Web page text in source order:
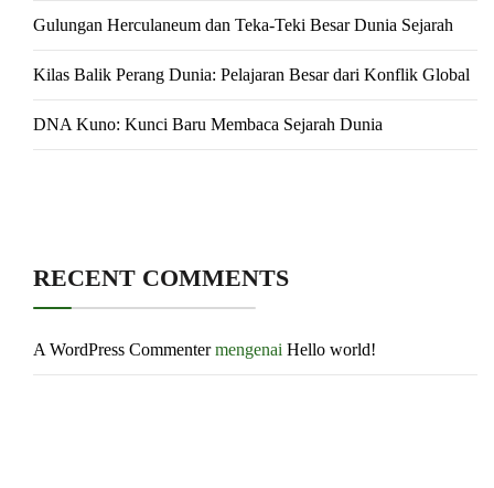
Gulungan Herculaneum dan Teka-Teki Besar Dunia Sejarah
Kilas Balik Perang Dunia: Pelajaran Besar dari Konflik Global
DNA Kuno: Kunci Baru Membaca Sejarah Dunia
RECENT COMMENTS
A WordPress Commentermengenai Hello world!